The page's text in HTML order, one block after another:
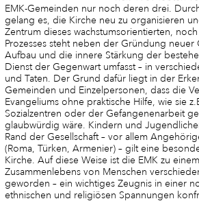
EMK-Gemeinden nur noch deren drei.
gelang es, die Kirche neu zu organisieren
Zentrum dieses wachstumsorientierten,
Prozesses steht neben der Gründung
Aufbau und die innere Stärkung der
Dienst der Gegenwart umfasst – in
und Taten. Der Grund dafür liegt in der
Gemeinden und Einzelpersonen, dass die
Evangeliums ohne praktische Hilfe, wie sie
Sozialzentren oder der Gefangenenarbeit
glaubwürdig wäre. Kindern und
Rand der Gesellschaft – vor allem
(Roma, Türken, Armenier) – gilt eine
Kirche. Auf diese Weise ist die EMK zu
Zusammenlebens von Menschen
geworden – ein wichtiges Zeugnis in einer
ethnischen und religiösen Spannungen